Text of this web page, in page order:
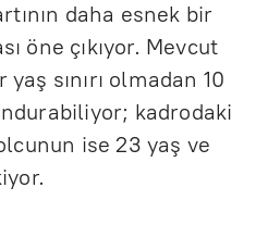
daha esnek bir
öne çıkıyor. Mevcut
sınırı olmadan 10
kadrodaki
ise 23 yaş ve